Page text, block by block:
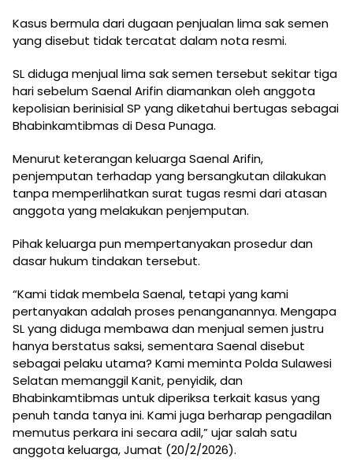
Kasus bermula dari dugaan penjualan lima sak semen
yang disebut tidak tercatat dalam nota resmi.
SL diduga menjual lima sak semen tersebut sekitar tiga
hari sebelum Saenal Arifin diamankan oleh anggota
kepolisian berinisial SP yang diketahui bertugas sebagai
Bhabinkamtibmas di Desa Punaga.
Menurut keterangan keluarga Saenal Arifin,
penjemputan terhadap yang bersangkutan dilakukan
tanpa memperlihatkan surat tugas resmi dari atasan
anggota yang melakukan penjemputan.
Pihak keluarga pun mempertanyakan prosedur dan
dasar hukum tindakan tersebut.
“Kami tidak membela Saenal, tetapi yang kami
pertanyakan adalah proses penanganannya. Mengapa
SL yang diduga membawa dan menjual semen justru
hanya berstatus saksi, sementara Saenal disebut
sebagai pelaku utama? Kami memintaPolda Sulawesi
Selatanmemanggil Kanit, penyidik, dan
Bhabinkamtibmas untuk diperiksa terkait kasus yang
penuh tanda tanya ini. Kami juga berharap pengadilan
memutus perkara ini secara adil,” ujar salah satu
anggota keluarga, Jumat (20/2/2026).